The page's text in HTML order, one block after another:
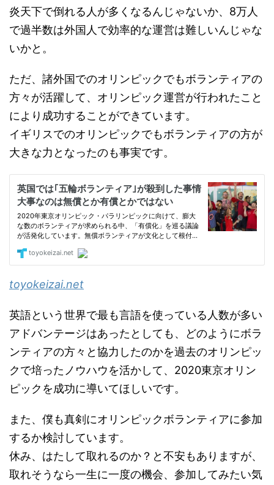
炎天下で倒れる人が多くなるんじゃないか、8万人
で過半数は外国人で効率的な運営は難しいんじゃな
いかと。
ただ、諸外国でのオリンピックでもボランティアの
方々が活躍して、オリンピック運営が行われたこと
により成功することができています。
イギリスでのオリンピックでもボランティアの方が
大きな力となったのも事実です。
toyokeizai.net
英語という世界で最も言語を使っている人数が多い
アドバンテージはあったとしても、どのようにボラ
ンティアの方々と協力したのかを過去のオリンピッ
クで培ったノウハウを活かして、2020東京オリン
ピックを成功に導いてほしいです。
また、僕も真剣にオリンピックボランティアに参加
するか検討しています。
休み、はたして取れるのか？と不安もありますが、
取れそうなら一生に一度の機会、参加してみたい気